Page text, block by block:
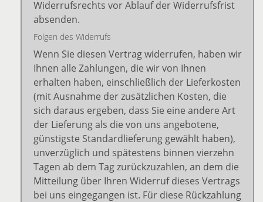
Widerrufsrechts vor Ablauf der Widerrufsfrist
absenden.
Folgen des Widerrufs
Wenn Sie diesen Vertrag widerrufen, haben wir
Ihnen alle Zahlungen, die wir von Ihnen
erhalten haben, einschließlich der Lieferkosten
(mit Ausnahme der zusätzlichen Kosten, die
sich daraus ergeben, dass Sie eine andere Art
der Lieferung als die von uns angebotene,
günstigste Standardlieferung gewählt haben),
unverzüglich und spätestens binnen vierzehn
Tagen ab dem Tag zurückzuzahlen, an dem die
Mitteilung über Ihren Widerruf dieses Vertrags
bei uns eingegangen ist. Für diese Rückzahlung